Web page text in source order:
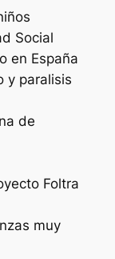
Social
en España
y paralisis
de
Foltra
muy